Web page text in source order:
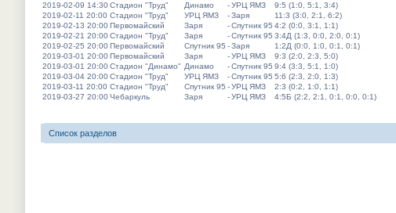
2019-02-09 14:30Стадион "Труд" Динамо -УРЦ ЯМЗ
9:5 (1:0, 5:1, 3:4)
2019-02-11 20:00 Стадион "Труд" УРЦ ЯМЗ -Заря
11:3 (3:0, 2:1, 6:2)
2019-02-13 20:00Первомайский Заря -Спутник 95 4:2 (0:0, 3:1, 1:1)
2019-02-21 20:00Стадион "Труд" Заря -Спутник 95 3:4Д (1:3, 0:0, 2:0, 0:1)
2019-02-25 20:00Первомайский Спутник 95 -Заря
1:2Д (0:0, 1:0, 0:1, 0:1)
2019-03-01 20:00Первомайский Заря -УРЦ ЯМЗ
9:3 (2:0, 2:3, 5:0)
2019-03-01 20:00Стадион "Динамо" Динамо -Спутник 95 9:4 (3:3, 5:1, 1:0)
2019-03-04 20:00Стадион "Труд" УРЦ ЯМЗ -Спутник 95 5:6 (2:3, 2:0, 1:3)
2019-03-11 20:00 Стадион "Труд" Спутник 95 -УРЦ ЯМЗ
2:3 (0:2, 1:0, 1:1)
2019-03-27 20:00Чебаркуль Заря -УРЦ ЯМЗ 4:5Б (2:2, 2:1, 0:1, 0:0, 0:1)
Список разделов